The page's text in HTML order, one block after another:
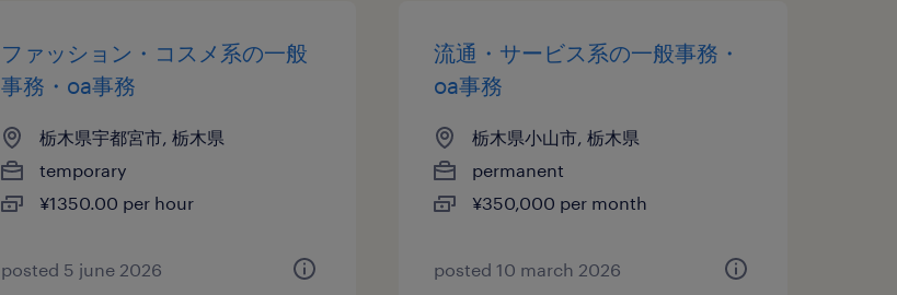
ファッション・コスメ系の一般
事務・oa事務
栃木県宇都宮市, 栃木県
temporary
¥1350.00 per hour
posted 5 june 2026
流通・サービス系の一般事務・
oa事務
栃木県小山市, 栃木県
permanent
¥350,000 per month
posted 10 march 2026